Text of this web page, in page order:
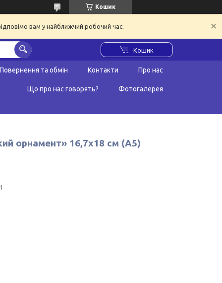
Кошик
вам у найближчий робочий час.
Кошик
Повернення та обмін Контакти Про нас
Що про нас говорять? Фотогалерея
орнамент» 16,7х18 см (А5)